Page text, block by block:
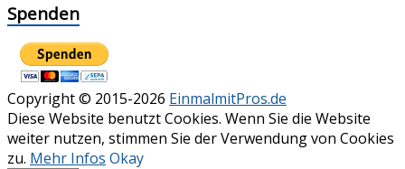
Spenden
Copyright © 2015-2026 EinmalmitPros.de
Diese Website benutzt Cookies. Wenn Sie die Website
weiter nutzen, stimmen Sie der Verwendung von Cookies
zu. Mehr Infos Okay